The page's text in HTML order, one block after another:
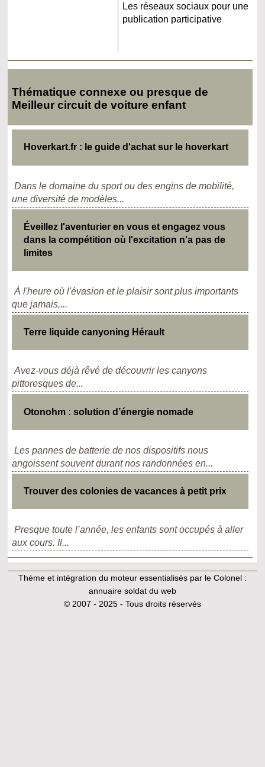
Les réseaux sociaux pour une
publication participative
Thématique connexe ou presque de
Meilleur circuit de voiture enfant
Hoverkart.fr : le guide d'achat sur le hoverkart
Dans le domaine du sport ou des engins de mobilité,
une diversité de modèles...
Éveillez l'aventurier en vous et engagez vous
dans la compétition où l'excitation n'a pas de
limites
À l'heure où l'évasion et le plaisir sont plus importants
que jamais,...
Terre liquide canyoning Hérault
Avez-vous déjà rêvé de découvrir les canyons
pittoresques de...
Otonohm : solution d’énergie nomade
Les pannes de batterie de nos dispositifs nous
angoissent souvent durant nos randonnées en...
Trouver des colonies de vacances à petit prix
Presque toute l’année, les enfants sont occupés à aller
aux cours. Il...
Thème et intégration du moteur essentialisés par le Colonel :
annuaire soldat du web
© 2007 - 2025 - Tous droits réservés